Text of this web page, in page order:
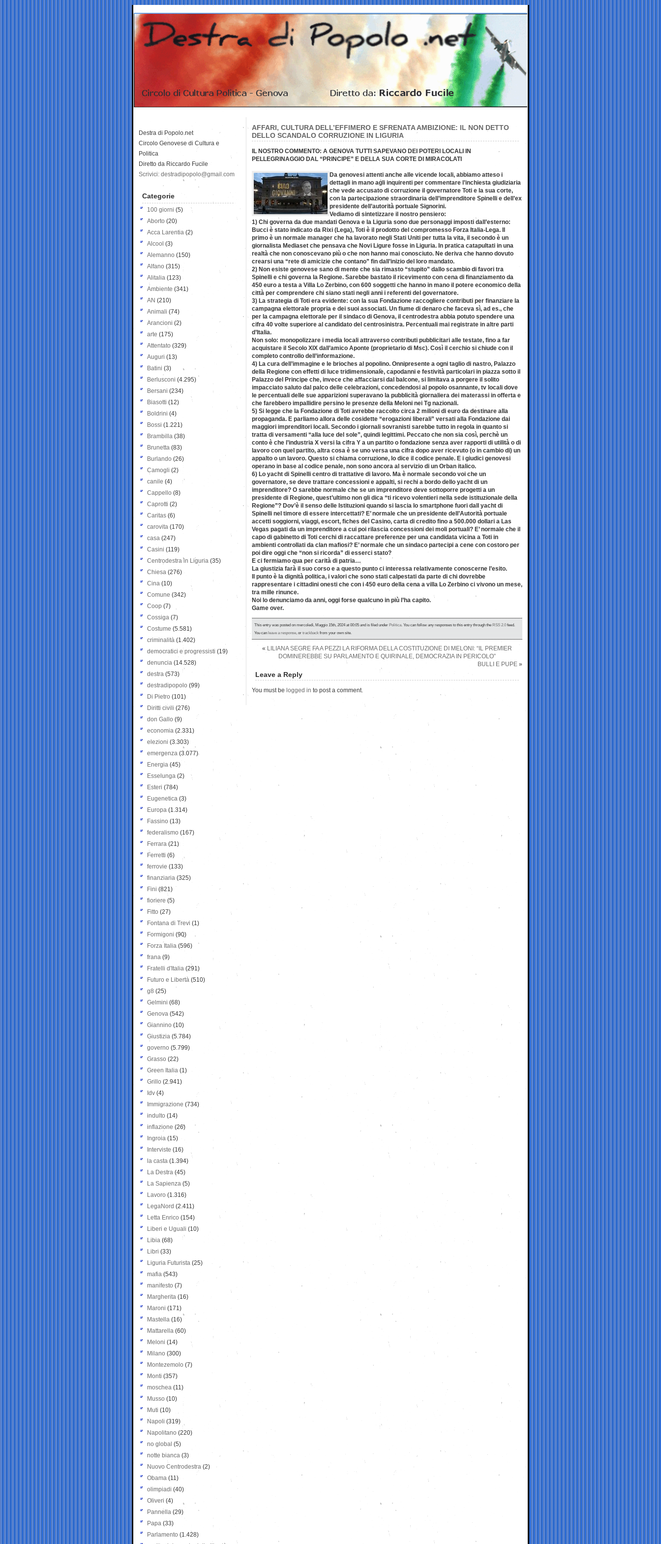
AFFARI, CULTURA DELL’EFFIMERO E SFRENATA AMBIZIONE: IL NON DETTO
DELLO SCANDALO CORRUZIONE IN LIGURIA
IL NOSTRO COMMENTO: A GENOVA TUTTI SAPEVANO DEI POTERI LOCALI IN
PELLEGRINAGGIO DAL “PRINCIPE” E DELLA SUA CORTE DI MIRACOLATI
Da genovesi attenti anche alle vicende locali, abbiamo atteso i
dettagli in mano agli inquirenti per commentare l’inchiesta giudiziaria
che vede accusato di corruzione il governatore Toti e la sua corte,
con la partecipazione straordinaria dell’imprenditore Spinelli e dell’ex
presidente dell’autorità portuale Signorini.
Vediamo di sintetizzare il nostro pensiero:
1) Chi governa da due mandati Genova e la Liguria sono due personaggi imposti dall’esterno:
Bucci è stato indicato da Rixi (Lega), Toti è il prodotto del compromesso Forza Italia-Lega. Il
primo è un normale manager che ha lavorato negli Stati Uniti per tutta la vita, il secondo è un
giornalista Mediaset che pensava che Novi Ligure fosse in Liguria. In pratica catapultati in una
realtà che non conoscevano più o che non hanno mai conosciuto. Ne deriva che hanno dovuto
crearsi una “rete di amicizie che contano” fin dall’inizio del loro mandato.
2) Non esiste genovese sano di mente che sia rimasto “stupito” dallo scambio di favori tra
Spinelli e chi governa la Regione. Sarebbe bastato il ricevimento con cena di finanziamento da
450 euro a testa a Villa Lo Zerbino, con 600 soggetti che hanno in mano il potere economico della
città per comprendere chi siano stati negli anni i referenti del governatore.
3) La strategia di Toti era evidente: con la sua Fondazione raccogliere contributi per finanziare la
campagna elettorale propria e dei suoi associati. Un fiume di denaro che faceva sì, ad es., che
per la campagna elettorale per il sindaco di Genova, il centrodestra abbia potuto spendere una
cifra 40 volte superiore al candidato del centrosinistra. Percentuali mai registrate in altre parti
d’Italia.
Non solo: monopolizzare i media locali attraverso contributi pubblicitari alle testate, fino a far
acquistare il Secolo XIX dall’amico Aponte (proprietario di Msc). Così il cerchio si chiude con il
completo controllo dell’informazione.
4) La cura dell’immagine e le brioches al popolino. Onnipresente a ogni taglio di nastro, Palazzo
della Regione con effetti di luce tridimensionale, capodanni e festività particolari in piazza sotto il
Palazzo del Principe che, invece che affacciarsi dal balcone, si limitava a porgere il solito
impacciato saluto dal palco delle celebrazioni, concedendosi al popolo osannante, tv locali dove
le percentuali delle sue apparizioni superavano la pubblicità giornaliera dei materassi in offerta e
che farebbero impallidire persino le presenze della Meloni nei Tg nazionali.
5) Si legge che la Fondazione di Toti avrebbe raccolto circa 2 milioni di euro da destinare alla
propaganda. E parliamo allora delle cosidette “erogazioni liberali” versati alla Fondazione dai
maggiori imprenditori locali. Secondo i giornali sovranisti sarebbe tutto in regola in quanto si
tratta di versamenti “alla luce del sole”, quindi legittimi. Peccato che non sia così, perchè un
conto è che l’industria X versi la cifra Y a un partito o fondazione senza aver rapporti di utilità o di
lavoro con quel partito, altra cosa è se uno versa una cifra dopo aver ricevuto (o in cambio di) un
appalto o un lavoro. Questo si chiama corruzione, lo dice il codice penale. E i giudici genovesi
operano in base al codice penale, non sono ancora al servizio di un Orban italico.
6) Lo yacht di Spinelli centro di trattative di lavoro. Ma è normale secondo voi che un
governatore, se deve trattare concessioni e appalti, si rechi a bordo dello yacht di un
imprenditore? O sarebbe normale che se un imprenditore deve sottoporre progetti a un
presidente di Regione, quest’ultimo non gli dica “ti ricevo volentieri nella sede istituzionale della
Regione”? Dov’è il senso delle Istituzioni quando si lascia lo smartphone fuori dall yacht di
Spinelli nel timore di essere intercettati? E’ normale che un presidente dell’Autorità portuale
accetti soggiorni, viaggi, escort, fiches del Casino, carta di credito fino a 500.000 dollari a Las
Vegas pagati da un imprenditore a cui poi rilascia concessioni dei moli portuali? E’ normale che il
capo di gabinetto di Toti cerchi di raccattare preferenze per una candidata vicina a Toti in
ambienti controllati da clan mafiosi? E’ normale che un sindaco partecipi a cene con costoro per
poi dire oggi che “non si ricorda” di esserci stato?
E ci fermiamo qua per carità di patria…
La giustizia farà il suo corso e a questo punto ci interessa relativamente conoscerne l’esito.
Il punto è la dignità politica, i valori che sono stati calpestati da parte di chi dovrebbe
rappresentare i cittadini onesti che con i 450 euro della cena a villa Lo Zerbino ci vivono un mese,
tra mille rinunce.
Noi lo denunciamo da anni, oggi forse qualcuno in più l’ha capito.
Game over.
This entry was posted on mercoledì, Maggio 15th, 2024 at 00:05 and is filed underPolitica. You can follow any responses to this entry through theRSS 2.0feed.
You canleave a response, ortrackbackfrom your own site.
« LILIANA SEGRE FA A PEZZI LA RIFORMA DELLA COSTITUZIONE DI MELONI: “IL PREMIER
DOMINEREBBE SU PARLAMENTO E QUIRINALE, DEMOCRAZIA IN PERICOLO”
BULLI E PUPE »
Leave a Reply
You must be logged in to post a comment.
Destra di Popolo.net
Circolo Genovese di Cultura e
Politica
Diretto da Riccardo Fucile
Scrivici: destradipopolo@gmail.com
Categorie
100 giorni (5)
Aborto (20)
Acca Larentia (2)
Alcool (3)
Alemanno (150)
Alfano (315)
Alitalia (123)
Ambiente (341)
AN (210)
Animali (74)
Arancioni (2)
arte (175)
Attentato (329)
Auguri (13)
Batini (3)
Berlusconi (4.295)
Bersani (234)
Biasotti (12)
Boldrini (4)
Bossi (1.221)
Brambilla (38)
Brunetta (83)
Burlando (26)
Camogli (2)
canile (4)
Cappello (8)
Caprotti (2)
Caritas (6)
carovita (170)
casa (247)
Casini (119)
Centrodestra in Liguria (35)
Chiesa (276)
Cina (10)
Comune (342)
Coop (7)
Cossiga (7)
Costume (5.581)
criminalità (1.402)
democratici e progressisti (19)
denuncia (14.528)
destra (573)
destradipopolo (99)
Di Pietro (101)
Diritti civili (276)
don Gallo (9)
economia (2.331)
elezioni (3.303)
emergenza (3.077)
Energia (45)
Esselunga (2)
Esteri (784)
Eugenetica (3)
Europa (1.314)
Fassino (13)
federalismo (167)
Ferrara (21)
Ferretti (6)
ferrovie (133)
finanziaria (325)
Fini (821)
fioriere (5)
Fitto (27)
Fontana di Trevi (1)
Formigoni (90)
Forza Italia (596)
frana (9)
Fratelli d'Italia (291)
Futuro e Libertà (510)
g8 (25)
Gelmini (68)
Genova (542)
Giannino (10)
Giustizia (5.784)
governo (5.799)
Grasso (22)
Green Italia (1)
Grillo (2.941)
Idv (4)
Immigrazione (734)
indulto (14)
inflazione (26)
Ingroia (15)
Interviste (16)
la casta (1.394)
La Destra (45)
La Sapienza (5)
Lavoro (1.316)
LegaNord (2.411)
Letta Enrico (154)
Liberi e Uguali (10)
Libia (68)
Libri (33)
Liguria Futurista (25)
mafia (543)
manifesto (7)
Margherita (16)
Maroni (171)
Mastella (16)
Mattarella (60)
Meloni (14)
Milano (300)
Montezemolo (7)
Monti (357)
moschea (11)
Musso (10)
Muti (10)
Napoli (319)
Napolitano (220)
no global (5)
notte bianca (3)
Nuovo Centrodestra (2)
Obama (11)
olimpiadi (40)
Oliveri (4)
Pannella (29)
Papa (33)
Parlamento (1.428)